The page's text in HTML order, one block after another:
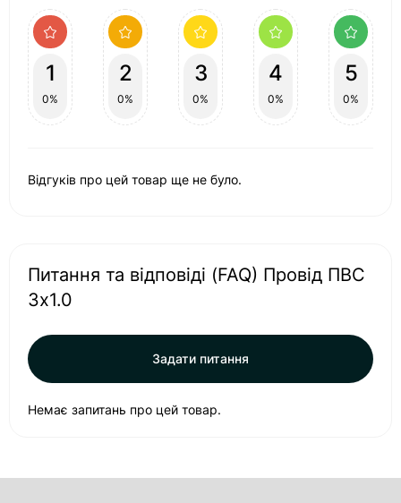
1
0%
2
0%
3
0%
4
0%
5
0%
Відгуків про цей товар ще не було.
Питання та відповіді (FAQ) Провід ПВС
3x1.0
Задати питання
Немає запитань про цей товар.